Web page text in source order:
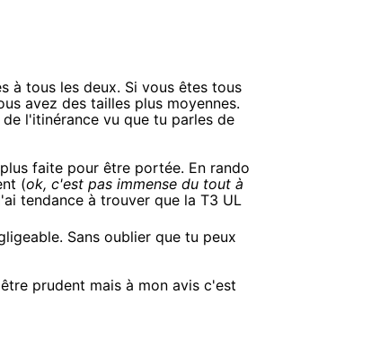
à tous les deux. Si vous êtes tous
avez des tailles plus moyennes.
l'itinérance vu que tu parles de
faite pour être portée. En rando
(ok, c'est pas immense du tout à
tendance à trouver que la T3 UL
Sans oublier que tu peux
prudent mais à mon avis c'est